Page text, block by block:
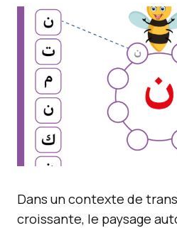
Dans un contexte de
croissante, le paysage